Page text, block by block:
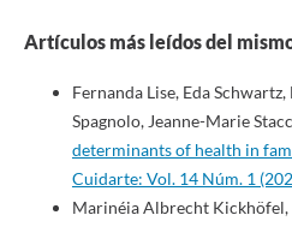
Artículos más leídos del
Fernanda Lise, Eda
Spagnolo, Jeanne-Marie
determinants of health in
Cuidarte: Vol. 14 Núm. 1
Marinéia Albrecht Kickhöfel,